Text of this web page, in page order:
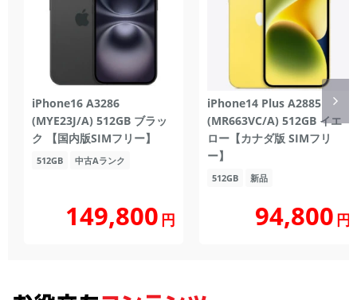
iPhone16 A3286
(MYE23J/A) 512GB ブラッ
ク 【国内版SIMフリー】
512GB 中古Aランク
149,800円
iPhone14 Plus A2885
(MR663VC/A) 512GB イエ
ロー【カナダ版 SIMフリ
ー】
512GB 新品
94,800円